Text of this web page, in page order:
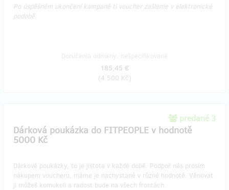
Po úspěšném ukončení kampaně ti voucher zašleme v elektronické
podobě.
185,45 €
(4 500 Kč)
predané 3
Dárková poukázka do FITPEOPLE v hodnotě
5000 Kč
Dárkové poukázky, to je jistota v každé době. Podpoř nás prosím
nákupem voucheru, máme je nachystané v různé hodnotě. Věnovat
ji můžeš komukoli a radost bude na všech frontách.